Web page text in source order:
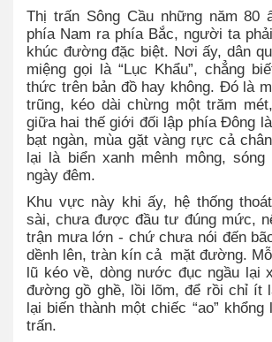
Thị trấn Sông Cầu những năm 80
phía Nam ra phía Bắc, người ta
khúc đường đặc biệt. Nơi ấy, dân
miệng gọi là “Lục Khẩu”, chẳng
thức trên bản đồ hay không. Đó là
trũng, kéo dài chừng một trăm
giữa hai thế giới đối lập phía Đông
bạt ngàn, mùa gặt vàng rực cả
lại là biển xanh mênh mông,
ngày đêm.
Khu vực này khi ấy, hệ thống
sài, chưa được đầu tư đúng mức,
trận mưa lớn - chứ chưa nói đến
dềnh lên, tràn kín cả mặt đường.
lũ kéo về, dòng nước đục ngầu lại
đường gồ ghề, lồi lõm, để rồi chỉ ít
lại biến thành một chiếc “ao”
trấn.